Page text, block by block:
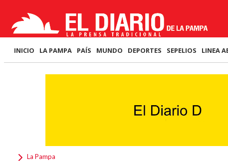
INICIO LA PAMPA PAÍS MUNDO DEPORTES SEPELIOS LINEA
La Pampa